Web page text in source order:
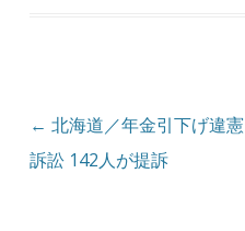
投稿ナビゲーション
← 北海道／年金引下げ違憲
訴訟 142人が提訴